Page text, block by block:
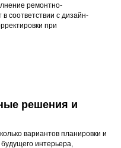
ремонтно-
соответствии с дизайн-
при
решения и
вариантов планировки и
интерьера,